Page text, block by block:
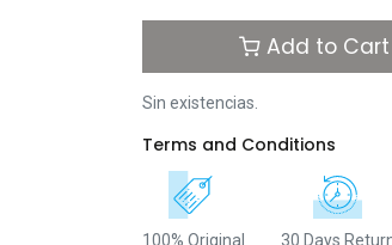
Add to Cart
Sin existencias.
Terms and Conditions
100% Original 30 Days